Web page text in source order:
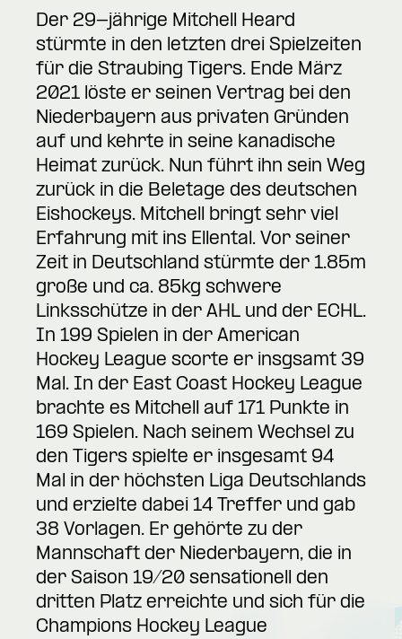
Der 29-jährige Mitchell Heard
stürmte in den letzten drei Spielzeiten
für die Straubing Tigers. Ende März
2021 löste er seinen Vertrag bei den
Niederbayern aus privaten Gründen
auf und kehrte in seine kanadische
Heimat zurück. Nun führt ihn sein Weg
zurück in die Beletage des deutschen
Eishockeys. Mitchell bringt sehr viel
Erfahrung mit ins Ellental. Vor seiner
Zeit in Deutschland stürmte der 1.85m
große und ca. 85kg schwere
Linksschütze in der AHL und der ECHL.
In 199 Spielen in der American
Hockey League scorte er insgsamt 39
Mal. In der East Coast Hockey League
brachte es Mitchell auf 171 Punkte in
169 Spielen. Nach seinem Wechsel zu
den Tigers spielte er insgesamt 94
Mal in der höchsten Liga Deutschlands
und erzielte dabei 14 Treffer und gab
38 Vorlagen. Er gehörte zu der
Mannschaft der Niederbayern, die in
der Saison 19/20 sensationell den
dritten Platz erreichte und sich für die
Champions Hockey League